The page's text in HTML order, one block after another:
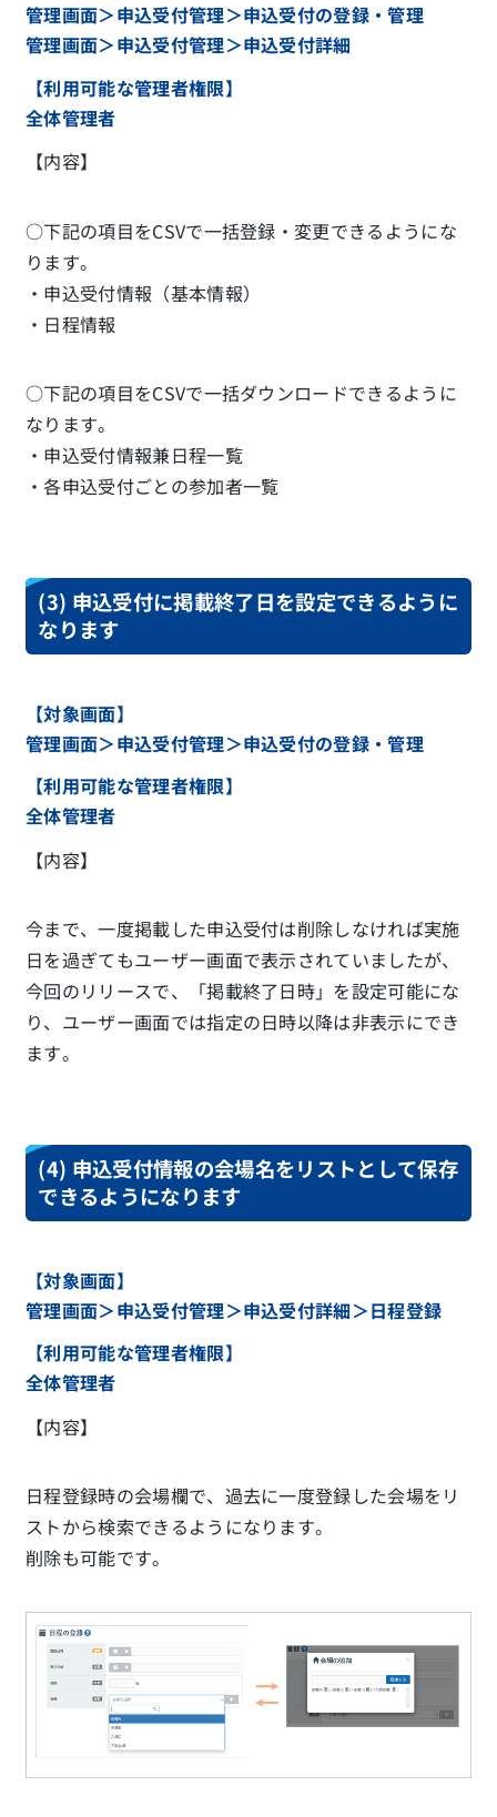
管理画面＞申込受付管理＞申込受付の登録・管理
管理画面＞申込受付管理＞申込受付詳細
【利用可能な管理者権限】
全体管理者
【内容】
○下記の項目をCSVで一括登録・変更できるようにな
ります。
・申込受付情報（基本情報）
・日程情報
○下記の項目をCSVで一括ダウンロードできるように
なります。
・申込受付情報兼日程一覧
・各申込受付ごとの参加者一覧
(3) 申込受付に掲載終了日を設定できるように
なります
【対象画面】
管理画面＞申込受付管理＞申込受付の登録・管理
【利用可能な管理者権限】
全体管理者
【内容】
今まで、一度掲載した申込受付は削除しなければ実施
日を過ぎてもユーザー画面で表示されていましたが、
今回のリリースで、「掲載終了日時」を設定可能にな
り、ユーザー画面では指定の日時以降は非表示にでき
ます。
(4) 申込受付情報の会場名をリストとして保存
できるようになります
【対象画面】
管理画面＞申込受付管理＞申込受付詳細＞日程登録
【利用可能な管理者権限】
全体管理者
【内容】
日程登録時の会場欄で、過去に一度登録した会場をリ
ストから検索できるようになります。
削除も可能です。